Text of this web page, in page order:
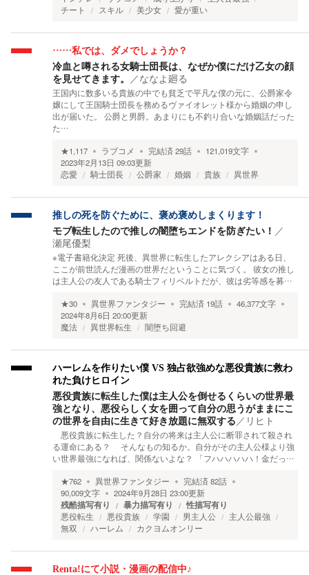
チート
スキル 美少女 愛が重い
……私では、ダメでしょうか？
冷血と噂される女騎士団長は、なぜか僕にだけ乙女の顔
を見せてきます。 ／ななよ廻る
王国内に数多いる貴族の中でも貧乏で平凡な僕の元に、公爵家令
嬢にして王国騎士団長を務めるヴァイオレット様から婚姻の申し
出が届いた。 公爵と男爵。あまりにも不釣り合いな婚姻話だった
た…
★1,117 ラブコメ 完結済29話 121,019文字
2023年2月13日 09:03更新
恋愛
騎士団長 公爵家 婚姻 貴族 異世界
推しの死を防ぐために、褒め褒めしまくります！
モブ転生したので推しの闇堕ちエンドを防ぎたい！ ／
瀬尾優梨
※電子書籍化決定 死後、異世界に転生したアレクシアはある日、
ここが前世読んだ漫画の世界だということに気づく。 彼女の推し
は主人公の友人である騎士フィリベルトだが、彼は劣等感を募…
★30 異世界ファンタジー 完結済 19話 46,377文字
2024年8月6日 20:00更新
魔法
異世界転生 闇堕ち回避
ハーレムを作りたい僕 VS 独占欲強めな悪役貴族に救わ
れた負けヒロイン
悪役貴族に転生した僕は主人公を倒せるくらいの世界最
強となり、悪役らしく女を囲って自分の思うがままにこ
の世界を自由に生きて好き放題に無双する／ リヒト
悪役貴族に転生した？自分の将来は主人公に断罪されて殺され
る運命にある？ そんなもの知るか。自分がその主人公様より強
い世界最強になれば、関係ないよな？ 「フハハハハハ！金だっ…
★762 異世界ファンタジー 完結済82話
90,009文字 2024年9月28日 23:00更新
残酷描写有り 暴力描写有り 性描写有り
悪役転生 悪役貴族 学園 男主人公
主人公最強
無双
ハーレム カクヨムオンリー
Renta!にて小説・漫画の配信中♪